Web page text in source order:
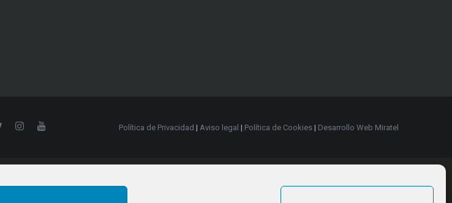
Política de Privacidad | Aviso legal | Política de Cookies | Desarrollo Web Miratel